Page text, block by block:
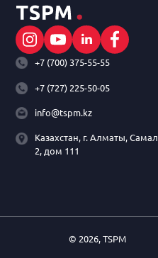
+7 (700) 375-55-55
+7 (727) 225-50-05
info@tspm.kz
Казахстан, г. Алматы, Самал
2, дом 111
© 2026, TSPM